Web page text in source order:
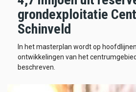
grondexploitatie
Schinveld
In het masterplan wordt op
ontwikkelingen van het
beschreven.